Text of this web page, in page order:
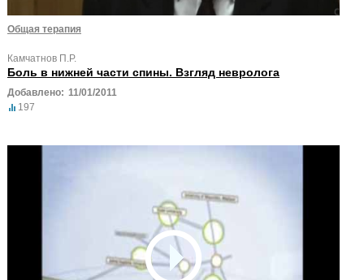
Общая терапия
Камчатнов П.Р.
Боль в нижней части спины. Взгляд невролога
Добавлено: 11/01/2011
197